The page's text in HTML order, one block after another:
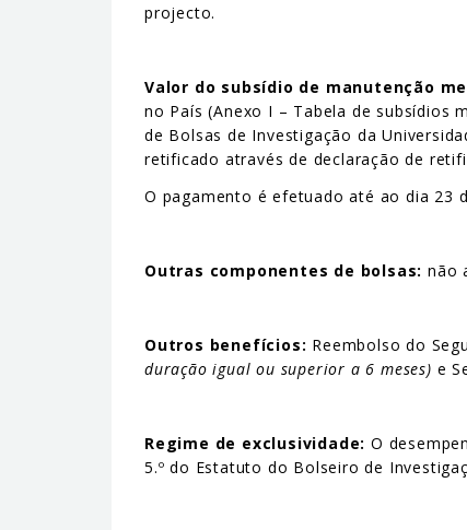
projecto.
Valor do subsídio de manutenção
no País (Anexo I – Tabela de subsídios
de Bolsas de Investigação da
retificado através de declaração de
O pagamento é efetuado até ao dia 23
Outras componentes de bolsas: não
Outros benefícios: Reembolso do
duração igual ou superior a 6 meses) e
Regime de exclusividade: O
5.º do Estatuto do Bolseiro de